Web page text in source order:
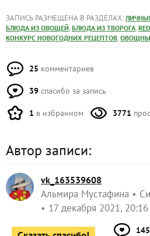
ЗАПИСЬ РАЗМЕЩЕНА В РАЗДЕЛАХ:
БЛЮДА ИЗ ОВОЩЕЙ, БЛЮДА ИЗ ТВОРОГА,
КОНКУРС НОВОГОДНИХ РЕЦЕПТОВ,
25 комментариев
39 спасибо за запись
1 в избранном 3771
Автор записи:
vk_163539608
Альмира Мустафина
17 декабря 2021, 20:16